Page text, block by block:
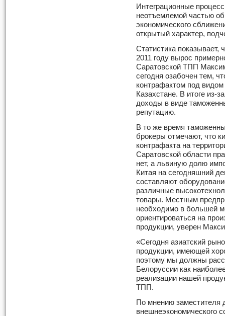
Интеграционные
неотъемлемой частью
экономического
открытый характер,
Статистика показывает,
2011 году вырос
Саратовской ТПП
сегодня озабочен тем,
контрафактом под
Казахстане. В итоге из-
доходы в виде
репутацию.
В то же время
брокеры отмечают, что
контрафакта на
Саратовской области
нет, а львиную долю
Китая на сегодняшний
составляют
различные
товары. Местным
необходимо в большей
ориентироваться на
продукции, уверен
«Сегодня азиатский
продукции, имеющей
поэтому мы должны
Белоруссии как
реализации нашей
ТПП.
По мнению заместителя
внешнеэкономического